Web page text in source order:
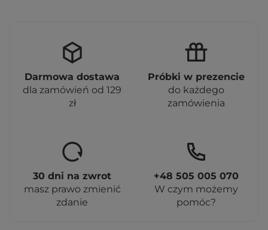
Darmowa dostawa
dla zamówień od 129
zł
Próbki w prezencie
do każdego
zamówienia
30 dni na zwrot
masz prawo zmienić
zdanie
+48 505 005 070
W czym możemy
pomóc?